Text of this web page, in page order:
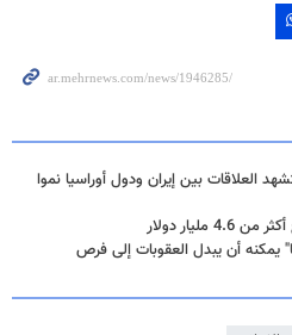
العلاقات بين إيران ودول أوراسيا نموا
دولار
يمكنه أن يبدل العقوبات إلى فرص